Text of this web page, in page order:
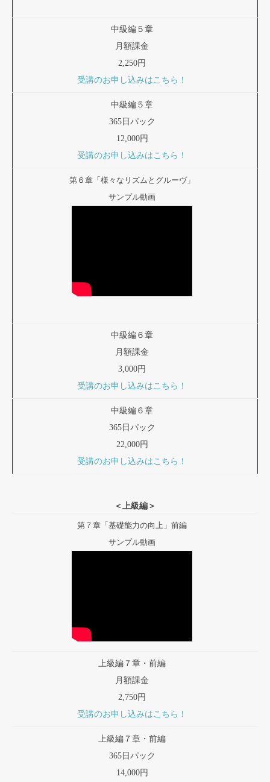
中級編５章
月額課金
2,250円
受講のお申し込みはこちら！
中級編５章
365日パック
12,000円
受講のお申し込みはこちら！
第６章「様々なリズムとグルーヴ」
サンプル動画
中級編６章
月額課金
3,000円
受講のお申し込みはこちら！
中級編６章
365日パック
22,000円
受講のお申し込みはこちら！
＜上級編＞
第７章「基礎能力の向上」前編
サンプル動画
上級編７章・前編
月額課金
2,750円
受講のお申し込みはこちら！
上級編７章・前編
365日パック
14,000円